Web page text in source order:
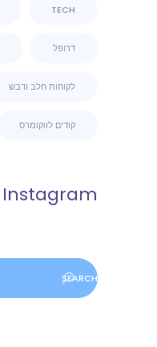
TECH
דרופל
לקוחות חלב ודבש
קודים לווקומרס
Instagram
Search